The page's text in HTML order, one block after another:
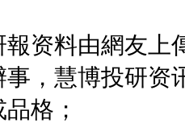
報资料由網友
，慧博投研资
格；